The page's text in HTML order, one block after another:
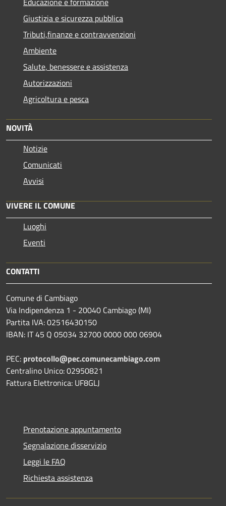
Giustizia e sicurezza pubblica
Tributi,finanze e contravvenzioni
Ambiente
Salute, benessere e assistenza
Autorizzazioni
Agricoltura e pesca
NOVITÀ
Notizie
Comunicati
Avvisi
VIVERE IL COMUNE
Luoghi
Eventi
CONTATTI
Comune di Cambiago
Via Indipendenza 1 - 20040 Cambiago (MI)
Partita IVA: 02516430150
IBAN: IT 45 Q 05034 32700 0000 000 06904
PEC: protocollo@pec.comunecambiago.com
Centralino Unico: 02950821
Fattura Elettronica: UF8GLJ
Prenotazione appuntamento
Segnalazione disservizio
Leggi le FAQ
Richiesta assistenza